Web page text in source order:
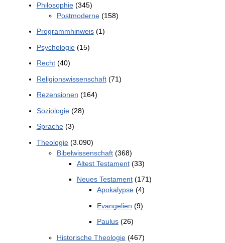
Philosophie(345)
Postmoderne(158)
Programmhinweis(1)
Psychologie(15)
Recht(40)
Religionswissenschaft(71)
Rezensionen (164)
Soziologie(28)
Sprache(3)
Theologie(3.090)
Bibelwissenschaft(368)
Altest Testament(33)
Neues Testament(171)
Apokalypse(4)
Evangelien (9)
Paulus(26)
Historische Theologie(467)